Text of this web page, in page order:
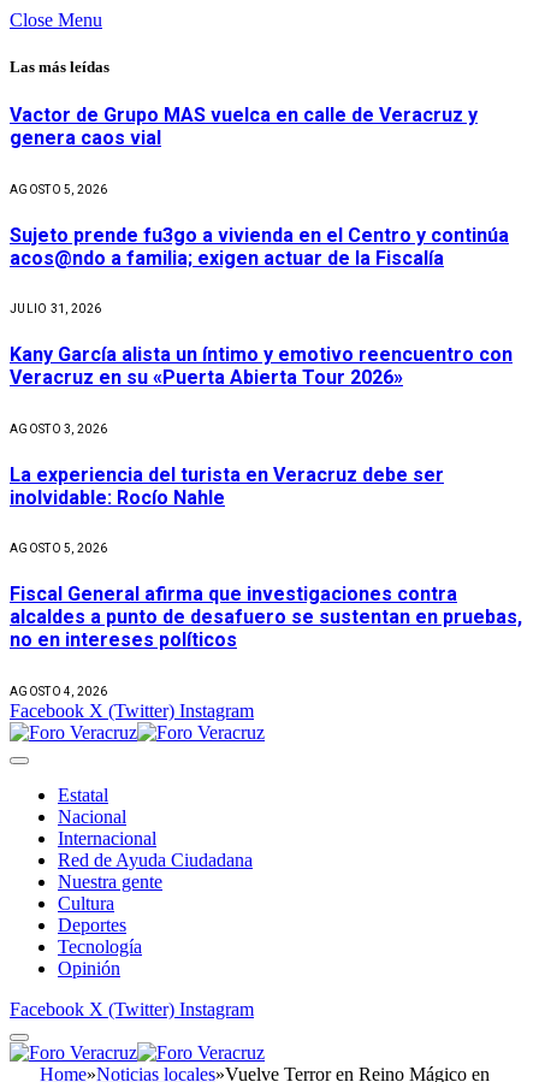
Close Menu
Las más leídas
Vactor de Grupo MAS vuelca en calle de Veracruz y
genera caos vial
AGOSTO 5, 2026
Sujeto prende fu3go a vivienda en el Centro y continúa
acos@ndo a familia; exigen actuar de la Fiscalía
JULIO 31, 2026
Kany García alista un íntimo y emotivo reencuentro con
Veracruz en su «Puerta Abierta Tour 2026»
AGOSTO 3, 2026
La experiencia del turista en Veracruz debe ser
inolvidable: Rocío Nahle
AGOSTO 5, 2026
Fiscal General afirma que investigaciones contra
alcaldes a punto de desafuero se sustentan en pruebas,
no en intereses políticos
AGOSTO 4, 2026
Facebook X (Twitter) Instagram
Estatal
Nacional
Internacional
Red de Ayuda Ciudadana
Nuestra gente
Cultura
Deportes
Tecnología
Opinión
Facebook X (Twitter) Instagram
Home»Noticias locales»Vuelve Terror en Reino Mágico en